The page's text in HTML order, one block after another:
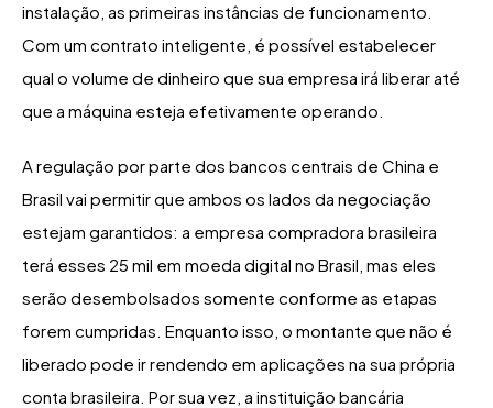
instalação, as primeiras instâncias de funcionamento.
Com um contrato inteligente, é possível estabelecer
qual o volume de dinheiro que sua empresa irá liberar até
que a máquina esteja efetivamente operando.
A regulação por parte dos bancos centrais de China e
Brasil vai permitir que ambos os lados da negociação
estejam garantidos: a empresa compradora brasileira
terá esses 25 mil em moeda digital no Brasil, mas eles
serão desembolsados somente conforme as etapas
forem cumpridas. Enquanto isso, o montante que não é
liberado pode ir rendendo em aplicações na sua própria
conta brasileira. Por sua vez, a instituição bancária